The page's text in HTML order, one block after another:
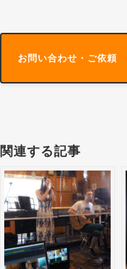
お問い合わせ・ご依頼
関連する記事